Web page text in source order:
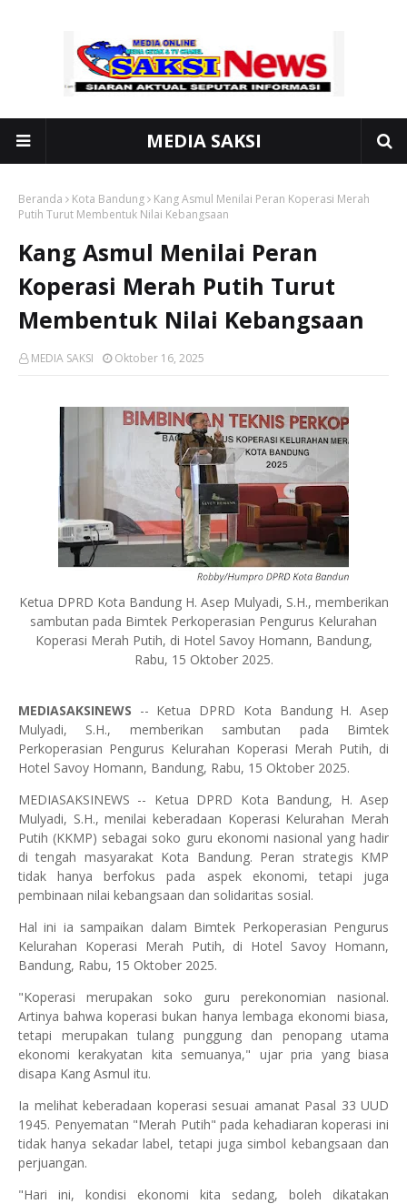
MEDIA SAKSI
Beranda Kota Bandung
Kang Asmul Menilai Peran Koperasi Merah
Putih Turut Membentuk Nilai Kebangsaan
Kang Asmul Menilai Peran
Koperasi Merah Putih Turut
Membentuk Nilai Kebangsaan
MEDIA SAKSI Oktober 16, 2025
Ketua DPRD Kota Bandung H. Asep Mulyadi, S.H., memberikan
sambutan pada Bimtek Perkoperasian Pengurus Kelurahan
Koperasi Merah Putih, di Hotel Savoy Homann, Bandung,
Rabu, 15 Oktober 2025.
MEDIASAKSINEWS -- Ketua DPRD Kota Bandung H. Asep
Mulyadi, S.H., memberikan sambutan pada Bimtek
Perkoperasian Pengurus Kelurahan Koperasi Merah Putih, di
Hotel Savoy Homann, Bandung, Rabu, 15 Oktober 2025.
MEDIASAKSINEWS -- Ketua DPRD Kota Bandung, H. Asep
Mulyadi, S.H., menilai keberadaan Koperasi Kelurahan Merah
Putih (KKMP) sebagai soko guru ekonomi nasional yang hadir
di tengah masyarakat Kota Bandung. Peran strategis KMP
tidak hanya berfokus pada aspek ekonomi, tetapi juga
pembinaan nilai kebangsaan dan solidaritas sosial.
Hal ini ia sampaikan dalam Bimtek Perkoperasian Pengurus
Kelurahan Koperasi Merah Putih, di Hotel Savoy Homann,
Bandung, Rabu, 15 Oktober 2025.
"Koperasi merupakan soko guru perekonomian nasional.
Artinya bahwa koperasi bukan hanya lembaga ekonomi biasa,
tetapi merupakan tulang punggung dan penopang utama
ekonomi kerakyatan kita semuanya," ujar pria yang biasa
disapa Kang Asmul itu.
Ia melihat keberadaan koperasi sesuai amanat Pasal 33 UUD
1945. Penyematan "Merah Putih" pada kehadiaran koperasi ini
tidak hanya sekadar label, tetapi juga simbol kebangsaan dan
perjuangan.
"Hari ini, kondisi ekonomi kita sedang, boleh dikatakan